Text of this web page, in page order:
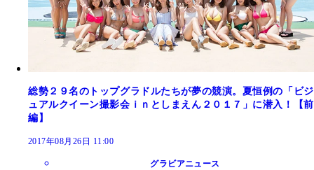
総勢２９名のトップグラドルたちが夢の競演。夏恒例の「ビジ
ュアルクイーン撮影会ｉｎとしまえん２０１７」に潜入！【前
編】
2017年08月26日 11:00
グラビアニュース